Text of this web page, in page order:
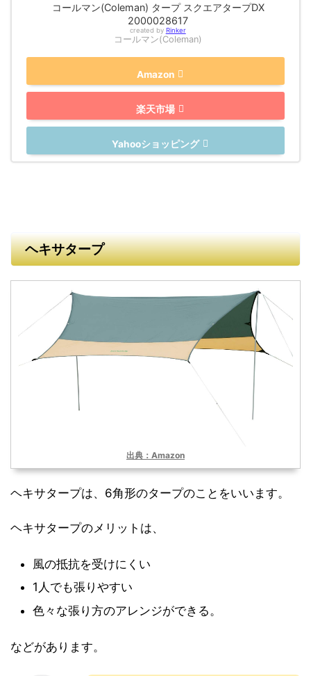
コールマン(Coleman) タープ スクエアタープDX
2000028617
created by Rinker
コールマン(Coleman)
Amazon
楽天市場
Yahooショッピング
ヘキサタープ
出典：Amazon
ヘキサタープは、6角形のタープのことをいいます。
ヘキサタープのメリットは、
風の抵抗を受けにくい
1人でも張りやすい
色々な張り方のアレンジができる。
などがあります。